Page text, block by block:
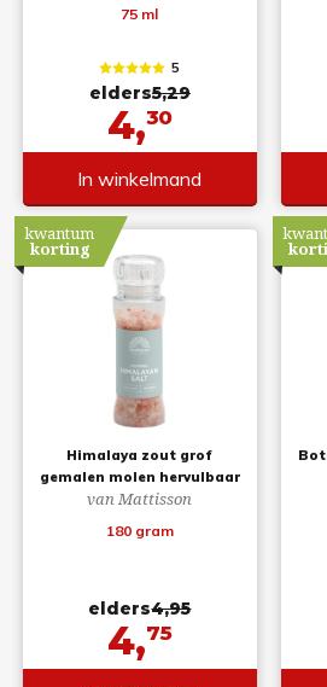
75 ml
5
elders5,29
4,30
In winkelmand
Himalaya zout grof
gemalen molen hervulbaar
van Mattisson
180 gram
kwantum
korting
elders4,95
4,75